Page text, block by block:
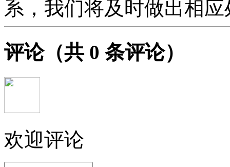
系，我们将及时做出相
评论（共 0 条评论）
欢迎评论